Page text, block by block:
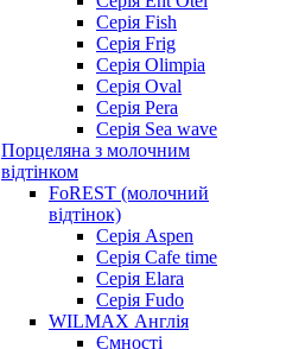
Серія Fish
Серія Frig
Серія Olimpia
Серія Oval
Серія Pera
Серія Sea wave
Порцеляна з молочним
відтінком
FoREST (молочний
відтінок)
Серія Aspen
Серія Cafe time
Серія Elara
Серія Fudo
WILMAX Англія
Ємності